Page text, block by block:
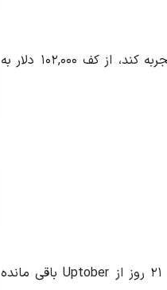
اگر الگوهای تاریخی تکرار شوند و بیت‌کوین جهشی مشابه ۲۱ درصد سال ۲۰۱۹ را تجربه کند، از کف ۱۰۲,۰۰۰ دلار به
سمسون مو (Samson Mow)، بنیان‌گذار شرکت Jan3، در پستی در X نوشت: «هنوز ۲۱ روز از Uptober باقی مانده